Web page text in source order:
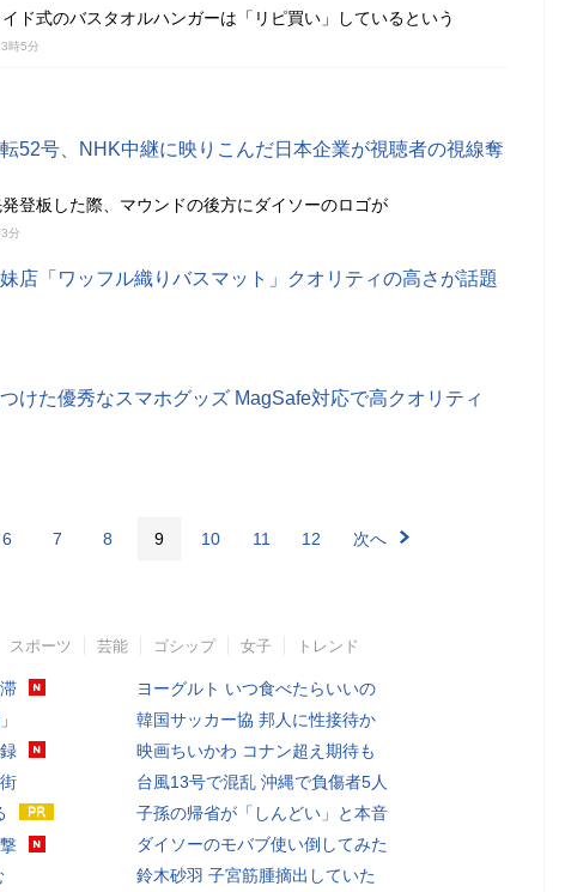
ド式のバスタオルハンガーは「リピ買い」しているという
時5分
52号、NHK中継に映りこんだ日本企業が視聴者の視線奪
登板した際、マウンドの後方にダイソーのロゴが
分
店「ワッフル織りバスマット」クオリティの高さが話題
けた優秀なスマホグッズ MagSafe対応で高クオリティ
6 7 8 9 10 11 12 次へ
スポーツ 芸能 ゴシップ 女子 トレンド
ヨーグルト いつ食べたらいいの
韓国サッカー協 邦人に性接待か
映画ちいかわ コナン超え期待も
台風13号で混乱 沖縄で負傷者5人
子孫の帰省が「しんどい」と本音
ダイソーのモバブ使い倒してみた
鈴木砂羽 子宮筋腫摘出していた